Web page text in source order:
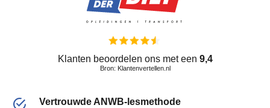
Klanten beoordelen ons met een 9,4
Bron: Klantenvertellen.nl
Vertrouwde ANWB-lesmethode